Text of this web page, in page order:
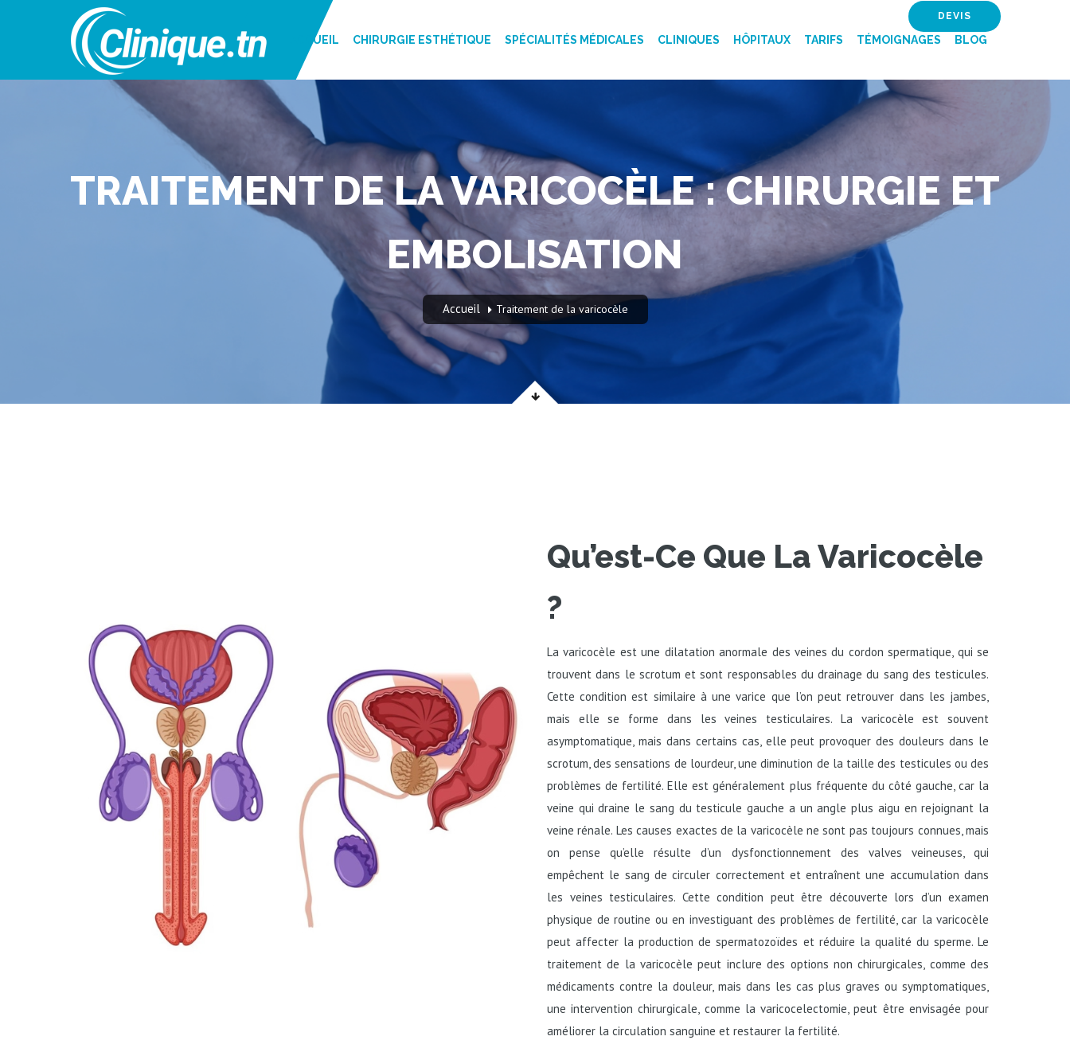
ACCUEIL CHIRURGIE ESTHÉTIQUE SPÉCIALITÉS MÉDICALES CLINIQUES HÔPITAUX TARIFS TÉMOIGNAGES BLOG
DEVIS
TRAITEMENT DE LA VARICOCÈLE : CHIRURGIE ET
EMBOLISATION
Accueil Traitement de la varicocèle
Qu’est-Ce Que La Varicocèle
?
La varicocèle est une dilatation anormale des veines du cordon spermatique, qui se
trouvent dans le scrotum et sont responsables du drainage du sang des testicules.
Cette condition est similaire à une varice que l’on peut retrouver dans les jambes,
mais elle se forme dans les veines testiculaires. La varicocèle est souvent
asymptomatique, mais dans certains cas, elle peut provoquer des douleurs dans le
scrotum, des sensations de lourdeur, une diminution de la taille des testicules ou des
problèmes de fertilité. Elle est généralement plus fréquente du côté gauche, car la
veine qui draine le sang du testicule gauche a un angle plus aigu en rejoignant la
veine rénale. Les causes exactes de la varicocèle ne sont pas toujours connues, mais
on pense qu’elle résulte d’un dysfonctionnement des valves veineuses, qui
empêchent le sang de circuler correctement et entraînent une accumulation dans
les veines testiculaires. Cette condition peut être découverte lors d’un examen
physique de routine ou en investiguant des problèmes de fertilité, car la varicocèle
peut affecter la production de spermatozoïdes et réduire la qualité du sperme. Le
traitement de la varicocèle peut inclure des options non chirurgicales, comme des
médicaments contre la douleur, mais dans les cas plus graves ou symptomatiques,
une intervention chirurgicale, comme la varicocelectomie, peut être envisagée pour
améliorer la circulation sanguine et restaurer la fertilité.